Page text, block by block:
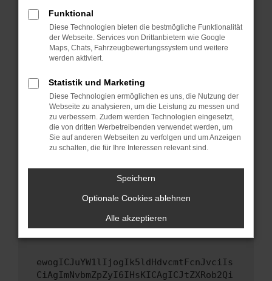
Starte dein Gerät neu.
Das kann manchmal helfen, vorübergehende
Probleme zu beheben.
Betriebssystem auf dem neuesten Stand
sind.
Veraltete Software birgt nicht nur ein
Sicherheitsrisiko, sondern kann auch dazu
führen, dass bestimmte Funktionen nicht mehr
unterstützt werden.
Wende dich an den Webseitenbetreiber.
Wenn du alle oben genannten Schritte versucht
hast, kontaktiere uns bitte. Wir werden
versuchen, das Problem zu beheben. Du kannst
uns diesen Text schicken, um uns bei der
ewogICJuYW1lIjogIk5ldHdvcmtFcnJvciIs
CiAgImNvbmZpZyI6IHsKICAgICJtZXRob2Qi
Funktional
Diese Technologien bieten die bestmögliche Funktionalität
der Webseite. Services von Drittanbietern wie Google
Maps, Chats, Fahrzeugbewertungssystem und weitere
werden aktiviert.
Statistik und Marketing
Diese Technologien ermöglichen es uns, die Nutzung der
Webseite zu analysieren, um die Leistung zu messen und
zu verbessern. Zudem werden Technologien eingesetzt,
die von dritten Werbetreibenden verwendet werden, um
Sie auf anderen Webseiten zu verfolgen und um Anzeigen
zu schalten, die für Ihre Interessen relevant sind.
Speichern
Optionale Cookies ablehnen
Alle akzeptieren